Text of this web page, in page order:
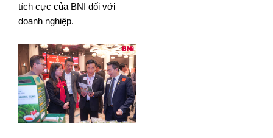
tích cực của BNI đối với
doanh nghiệp.